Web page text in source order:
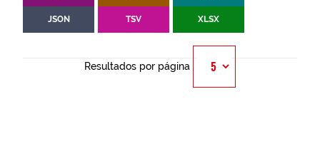
JSON TSV XLSX
Resultados por página